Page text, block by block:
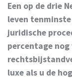
Een op de drie
leven
juridische
percentage nog
luxe als u de